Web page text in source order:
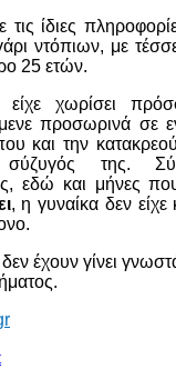
ίδιες
ντόπιων, με
25 ετών.
είχε χωρίσει
προσωρινά σε
και την
σύζυγός της.
εδώ και μήνες
, η γυναίκα δεν
έχουν γίνει